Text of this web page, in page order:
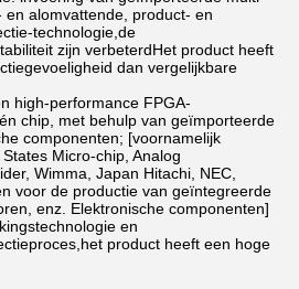
alomvattende, product- en
technologie,de
zijn verbeterdHet product heeft
dan vergelijkbare
high-performance FPGA-
chip, met behulp van geïmporteerde
componenten; [voornamelijk
Micro-chip, Analog
Wimma, Japan Hitachi, NEC,
voor de productie van geïntegreerde
enz. Elektronische componenten]
en
product heeft een hoge